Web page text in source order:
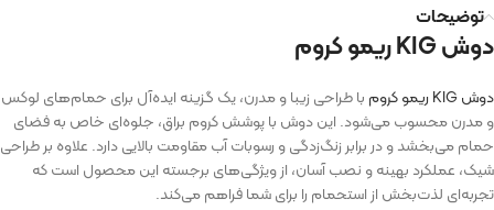
توضیحات
دوش KIG ریمو کروم
دوش KIG ریمو کروم
با طراحی زیبا و مدرن، یک گزینه ایده‌آل برای حمام‌های لوکس
و مدرن محسوب می‌شود. این دوش با پوشش کروم براق، جلوه‌ای خاص به فضای
حمام می‌بخشد و در برابر زنگ‌زدگی و رسوبات آب مقاومت بالایی دارد. علاوه بر طراحی
شیک، عملکرد بهینه و نصب آسان، از ویژگی‌های برجسته این محصول است که
تجربه‌ای لذت‌بخش از استحمام را برای شما فراهم می‌کند.